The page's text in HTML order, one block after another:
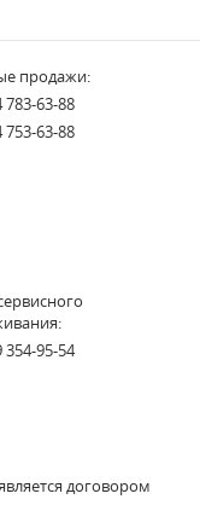
продажи:
783-63-88
753-63-88
354-95-54
договором